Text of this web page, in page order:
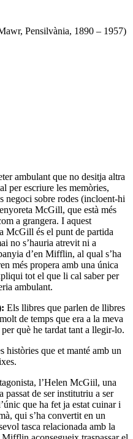
Pensilvània, 1890 – 1957)
ambulant que no desitja altra
per escriure les memòries,
negoci sobre rodes (incloent-hi
McGill, que està més
a grangera. I aquest
McGill és el punt de partida
no s’hauria atrevit ni a
d’en Mifflin, al qual s’ha
més propera amb una única
tot el que li cal saber per
ambulant.
Els llibres que parlen de llibres
de temps que era a la meva
què he tardat tant a llegir-lo.
històries que et manté amb un
l’Helen McGiil, una
passat de ser institutriu a ser
que ha fet ja estat cuinar i
qui s’ha convertit en un
tasca relacionada amb la